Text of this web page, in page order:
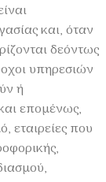
και, όταν
δεόντως
υπηρεσιών
ή
επομένως,
εταιρείες που